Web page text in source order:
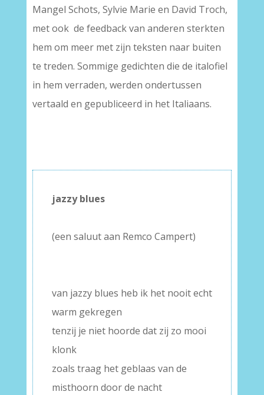
Mangel Schots, Sylvie Marie en David Troch,
met ook de feedback van anderen sterkten
hem om meer met zijn teksten naar buiten
te treden. Sommige gedichten die de italofiel
in hem verraden, werden ondertussen
vertaald en gepubliceerd in het Italiaans.
jazzy blues
(een saluut aan Remco Campert)
van jazzy blues heb ik het nooit echt
warm gekregen
tenzij je niet hoorde dat zij zo mooi
klonk
zoals traag het geblaas van de
misthoorn door de nacht